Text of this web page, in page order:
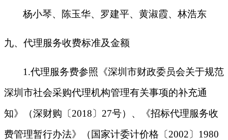
杨小琴、陈玉华、罗建平、黄淑霞、林浩东
九、代理服务收费标准及金额
1 .代理服务费参照《深圳市财政委员会关于规范
深圳市社会采购代理机构管理有关事项的补充通
知》（深财购〔2018〕27号）、《招标代理服务收
费管理暂行办法》（国家计委计价格〔2002〕1980